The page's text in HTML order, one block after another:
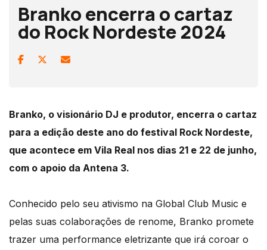
Branko encerra o cartaz
do Rock Nordeste 2024
Branko, o visionário DJ e produtor, encerra o cartaz
para a edição deste ano do festival Rock Nordeste,
que acontece em Vila Real nos dias 21 e 22 de junho,
com o apoio da Antena 3.
Conhecido pelo seu ativismo na Global Club Music e
pelas suas colaborações de renome, Branko promete
trazer uma performance eletrizante que irá coroar o